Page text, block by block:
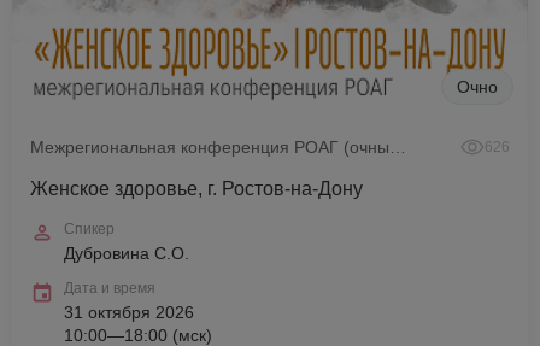
Очно
626
Женское здоровье, г. Ростов-на-Дону
Спикер
Дубровина С.О.
Дата и время
31 октября 2026
10:00—18:00 (мск)